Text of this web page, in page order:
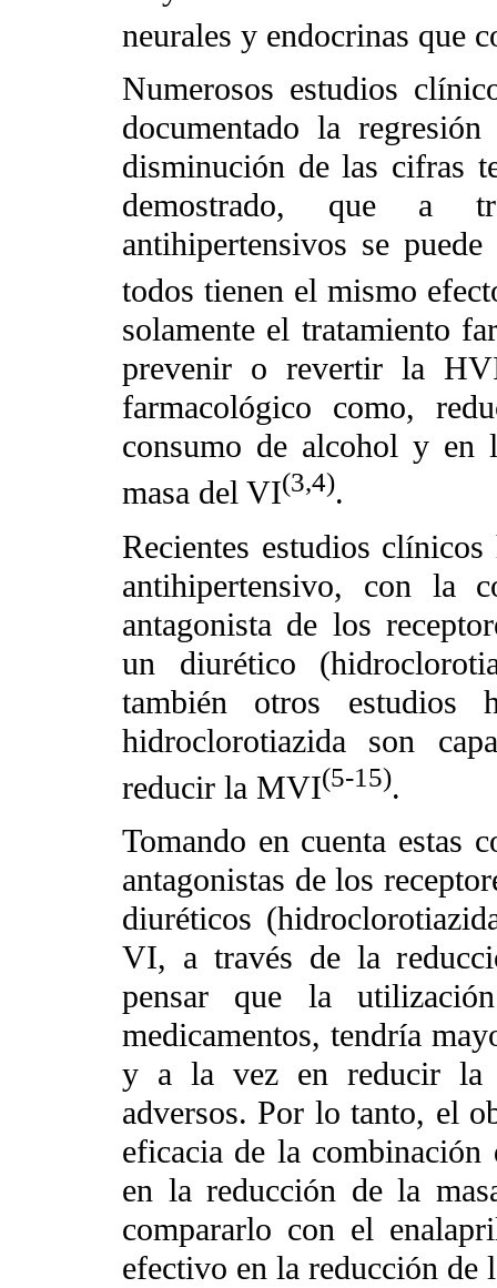
neurales y endocrinas que
Numerosos estudios
documentado la
disminución de las cifras
demostrado, que a
antihipertensivos se
todos tienen el mismo
solamente el tratamiento
prevenir o revertir la
farmacológico como,
consumo de alcohol y en
masa del VI(3,4).
Recientes estudios
antihipertensivo, con la
antagonista de los
un diurético
también otros estudios
hidroclorotiazida son
reducir la MVI(5-15).
Tomando en cuenta estas
antagonistas de los
diuréticos
VI, a través de la
pensar que la
medicamentos, tendría
y a la vez en reducir la
adversos. Por lo tanto, el
eficacia de la
en la reducción de la
compararlo con el
efectivo en la reducción de